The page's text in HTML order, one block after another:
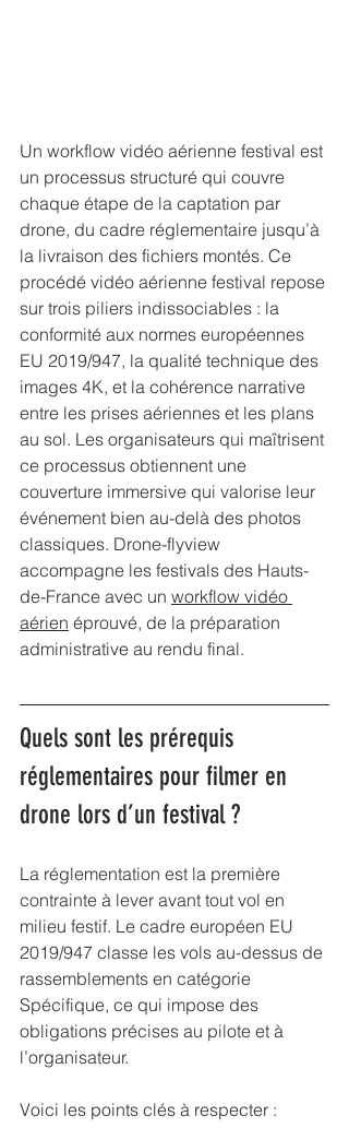
Un workflow vidéo aérienne festival est
un processus structuré qui couvre
chaque étape de la captation par
drone, du cadre réglementaire jusqu’à
la livraison des fichiers montés. Ce
procédé vidéo aérienne festival repose
sur trois piliers indissociables : la
conformité aux normes européennes
EU 2019/947, la qualité technique des
images 4K, et la cohérence narrative
entre les prises aériennes et les plans
au sol. Les organisateurs qui maîtrisent
ce processus obtiennent une
couverture immersive qui valorise leur
événement bien au-delà des photos
classiques. Drone-flyview
accompagne les festivals des Hauts-
de-France avec un workflow vidéo
aérien éprouvé, de la préparation
administrative au rendu final.
Quels sont les prérequis
réglementaires pour filmer en
drone lors d’un festival ?
La réglementation est la première
contrainte à lever avant tout vol en
milieu festif. Le cadre européen EU
2019/947 classe les vols au-dessus de
rassemblements en catégorie
Spécifique, ce qui impose des
obligations précises au pilote et à
l’organisateur.
Voici les points clés à respecter :